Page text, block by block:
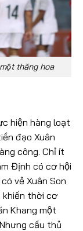
thăng hoa
hiện hàng loạt
đạo Xuân
công. Chỉ ít
Định có cơ hội
vẻ Xuân Son
khiến thời cơ
Khang một
cầu thủ